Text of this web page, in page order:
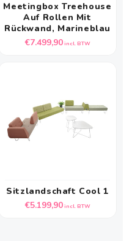
Meetingbox Treehouse
Auf Rollen Mit
Rückwand, Marineblau
Normale
€7.499,90incl. BTW
Sitzlandschaft Cool 1
Normale
€5.199,90incl. BTW